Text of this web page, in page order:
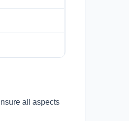
all aspects